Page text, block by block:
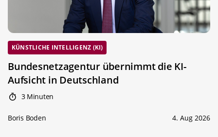
KÜNSTLICHE INTELLIGENZ (KI)
Bundesnetzagentur übernimmt die KI-
Aufsicht in Deutschland
3 Minuten
Boris Boden 4. Aug 2026